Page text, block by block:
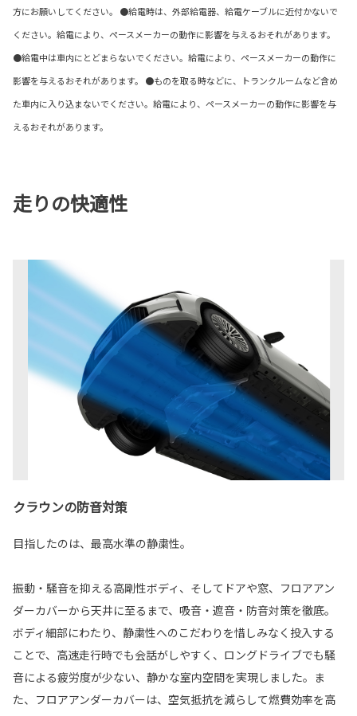
方にお願いしてください。 ●給電時は、外部給電器、給電ケーブルに近付かないで
ください。給電により、ペースメーカーの動作に影響を与えるおそれがあります。
●給電中は車内にとどまらないでください。給電により、ペースメーカーの動作に
影響を与えるおそれがあります。 ●ものを取る時などに、トランクルームなど含め
た車内に入り込まないでください。給電により、ペースメーカーの動作に影響を与
えるおそれがあります。
走りの快適性
クラウンの防音対策
目指したのは、最高水準の静粛性。
振動・騒音を抑える高剛性ボディ、そしてドアや窓、フロアアン
ダーカバーから天井に至るまで、吸音・遮音・防音対策を徹底。
ボディ細部にわたり、静粛性へのこだわりを惜しみなく投入する
ことで、高速走行時でも会話がしやすく、ロングドライブでも騒
音による疲労度が少ない、静かな室内空間を実現しました。ま
た、フロアアンダーカバーは、空気抵抗を減らして燃費効率を高